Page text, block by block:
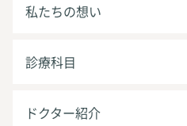
私たちの想い
診療科目
ドクター紹介